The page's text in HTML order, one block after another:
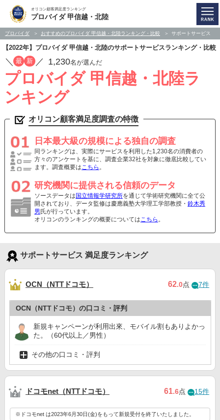
オリコン顧客満足度ランキング
プロバイダ 甲信越・北陸
プロバイダ おすすめのプロバイダ 甲信越・北陸ランキング・比較 サポートサービス
【2022年】プロバイダ 甲信越・北陸のサポートサービスランキング・比較
／ 最 新 ／ 1,230名が選んだ
プロバイダ 甲信越・北陸ラ
ンキング
オリコン顧客満足度調査の特徴
日本最大級の規模による独自の調査
同ランキングは、実際にサービスを利用した1,230名の消費者の
方々のアンケートを基に、調査企業32社を対象に徹底比較してい
ます。調査概要はこちら 。
研究機関に提供される信頼のデータ
ソースデータは 国立情報学研究所を通じて学術研究機関に全て公
開されており、データ監修は慶應義塾大学理工学部教授・ 鈴木秀
男 氏が行っています。
オリコンのランキングの概要についてはこちら 。
サポートサービス 満足度ランキング
OCN（NTTドコモ） 62.0点 7件
OCN（NTTドコモ）の口コミ・評判
新規キャンペーンが利用出來、モバイル割もありよかっ
た。（60代以上／男性）
その他の口コミ・評判
ドコモnet（NTTドコモ） 61.6点 15件
※ドコモnet は2023年6月30日(金)をもって新規受付を終了いたしました。